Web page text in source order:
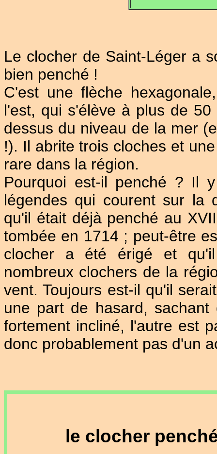
Le clocher de Saint-Léger a
bien penché !
C'est une flèche
l'est, qui s'élève à plus de
dessus du niveau de la mer
!). Il abrite trois cloches et
rare dans la région.
Pourquoi est-il penché ? Il
légendes qui courent sur la
qu'il était déjà penché au
tombée en 1714 ; peut-être
clocher a été érigé et
nombreux clochers de la
vent. Toujours est-il qu'il
une part de hasard,
fortement incliné, l'autre est
donc probablement pas d'un
le clocher